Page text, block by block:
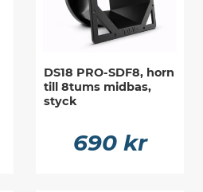
DS18 PRO-SDF8, horn
till 8tums midbas,
styck
690 kr